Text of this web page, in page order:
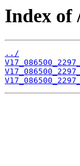
Index of
../